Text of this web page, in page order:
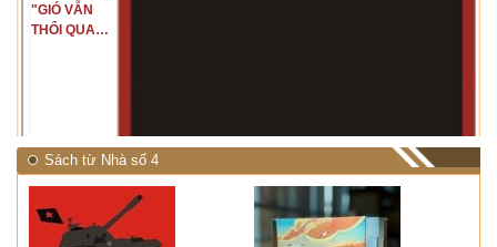
"GIÓ VẪN
THỔI QUA
Sách từ Nhà số 4